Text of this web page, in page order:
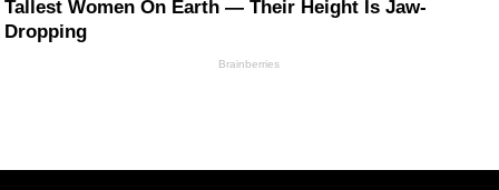
Tallest Women On Earth — Their Height Is Jaw-
Dropping
Brainberries